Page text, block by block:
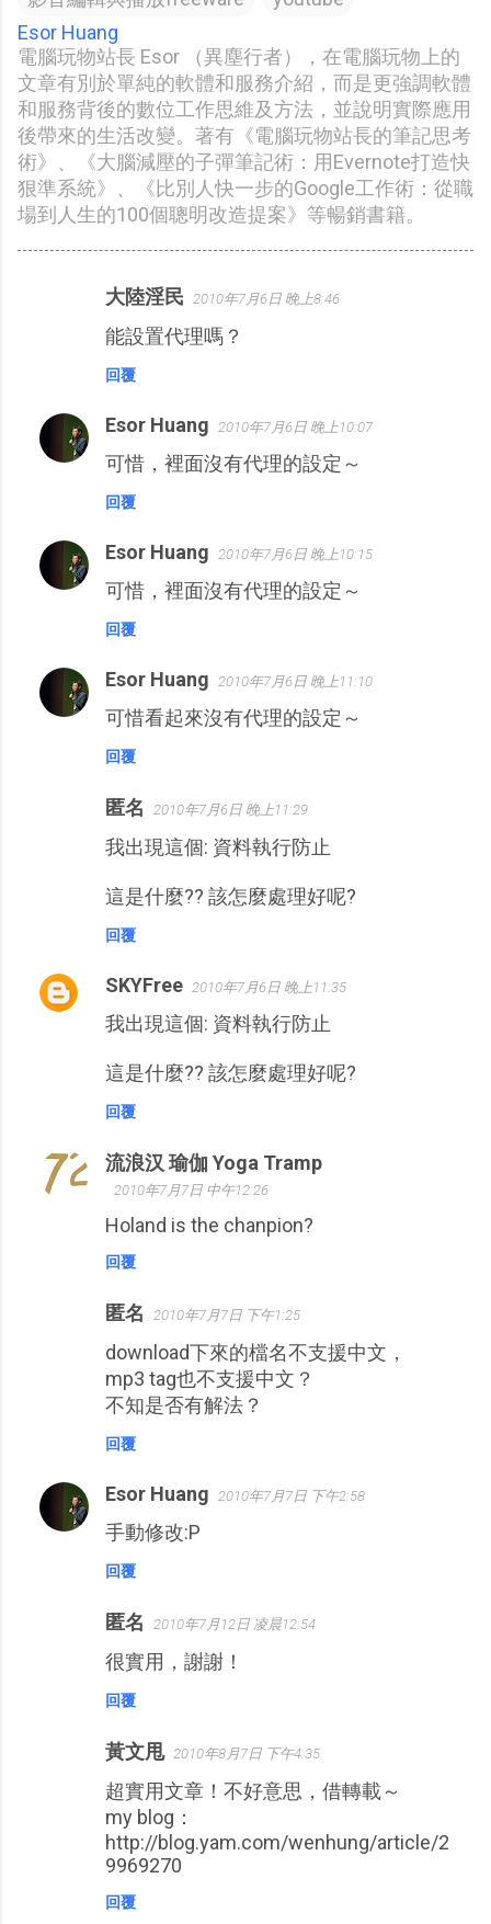
Esor Huang
電腦玩物站長 Esor （異塵行者），在電腦玩物上的
文章有別於單純的軟體和服務介紹，而是更強調軟體
和服務背後的數位工作思維及方法，並說明實際應用
後帶來的生活改變。著有《電腦玩物站長的筆記思考
術》、《大腦減壓的子彈筆記術：用Evernote打造快
狠準系統》、《比別人快一步的Google工作術：從職
場到人生的100個聰明改造提案》等暢銷書籍。
大陸淫民 2010年7月6日 晚上8:46
能設置代理嗎？
回覆
Esor Huang 2010年7月6日 晚上10:07
可惜，裡面沒有代理的設定～
回覆
Esor Huang 2010年7月6日 晚上10:15
可惜，裡面沒有代理的設定～
回覆
Esor Huang 2010年7月6日 晚上11:10
可惜看起來沒有代理的設定～
回覆
匿名 2010年7月6日 晚上11:29
我出現這個: 資料執行防止
這是什麼?? 該怎麼處理好呢?
回覆
SKYFree 2010年7月6日 晚上11:35
我出現這個: 資料執行防止
這是什麼?? 該怎麼處理好呢?
回覆
流浪汉 瑜伽 Yoga Tramp
2010年7月7日 中午12:26
Holand is the chanpion?
回覆
匿名 2010年7月7日 下午1:25
download下來的檔名不支援中文，
mp3 tag也不支援中文？
不知是否有解法？
回覆
Esor Huang 2010年7月7日 下午2:58
手動修改:P
回覆
匿名 2010年7月12日 凌晨12:54
很實用，謝謝！
回覆
黃文甩 2010年8月7日 下午4:35
超實用文章！不好意思，借轉載～
my blog：
http://blog.yam.com/wenhung/article/2
9969270
回覆